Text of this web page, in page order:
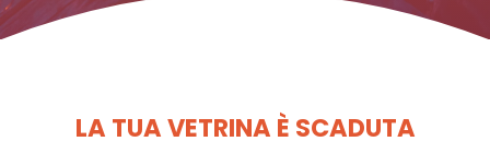
LA TUA VETRINA È SCADUTA